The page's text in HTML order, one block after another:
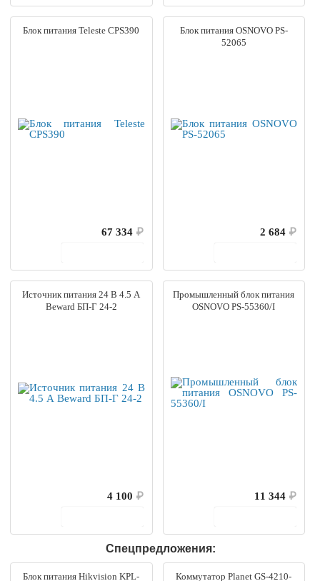
Блок питания Teleste CPS390
67 334 ₽
Блок питания OSNOVO PS-
52065
2 684 ₽
Источник питания 24 В 4.5 А
Beward БП-Г 24-2
4 100 ₽
Промышленный блок питания
OSNOVO PS-55360/I
11 344 ₽
Спецпредложения:
Блок питания Hikvision KPL- Коммутатор Planet GS-4210-